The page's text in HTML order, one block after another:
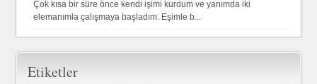
Çok kısa bir süre önce kendi işimi kurdum ve yanımda iki
elemanımla çalışmaya başladım. Eşimle b...
Etiketler